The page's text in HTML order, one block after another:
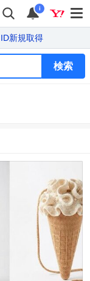
i
ID新規取得
検索